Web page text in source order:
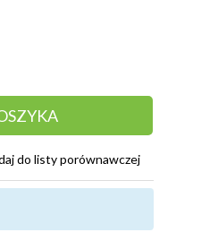
do listy porównawczej